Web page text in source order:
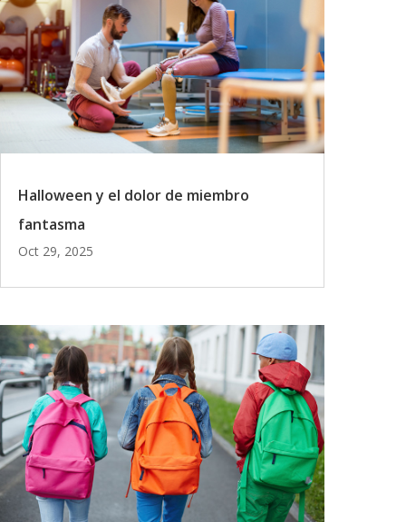
Halloween y el dolor de miembro
fantasma
Oct 29, 2025